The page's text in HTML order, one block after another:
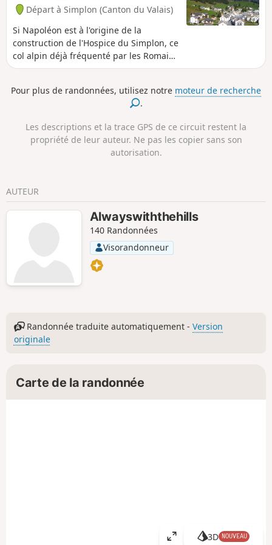
Départ à Simplon (Canton du Valais)
Si Napoléon est à l'origine de la
construction de l'Hospice du Simplon, ce
col alpin déjà fréquenté par les Romains
a maintes fois été aménagé. Au XVIIe
développé un sentier muletier. De
l'Hospice du Simplon jusqu'à Simplon
chemin baptisé Stockalperweg. Après
Gabi, en franchissant le passage de
Furggu, vous descendrez dans le vallon
Pour plus de randonnées, utilisez notre moteur de recherche
.
Les descriptions et la trace GPS de ce circuit restent la
propriété de leur auteur. Ne pas les copier sans son
autorisation.
AUTEUR
Alwayswiththehills
140 Randonnées
Visorandonneur
Randonnée traduite automatiquement -Version
originale
Carte de la randonnée
A
3D NOUVEAU